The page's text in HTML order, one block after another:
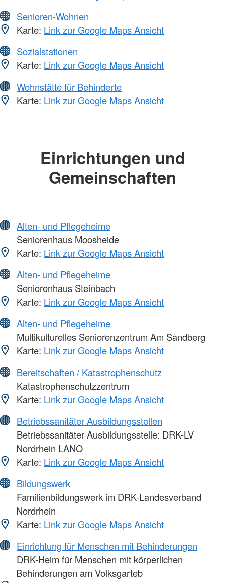
Senioren-Wohnen
Karte: Link zur Google Maps Ansicht
Sozialstationen
Karte: Link zur Google Maps Ansicht
Wohnstätte für Behinderte
Karte: Link zur Google Maps Ansicht
Einrichtungen und
Gemeinschaften
Alten- und Pflegeheime
Seniorenhaus Moosheide
Karte: Link zur Google Maps Ansicht
Alten- und Pflegeheime
Seniorenhaus Steinbach
Karte: Link zur Google Maps Ansicht
Alten- und Pflegeheime
Multikulturelles Seniorenzentrum Am Sandberg
Karte: Link zur Google Maps Ansicht
Bereitschaften / Katastrophenschutz
Katastrophenschutzzentrum
Karte: Link zur Google Maps Ansicht
Betriebssanitäter Ausbildungsstellen
Betriebssanitäter Ausbildungsstelle: DRK-LV
Nordrhein LANO
Karte: Link zur Google Maps Ansicht
Bildungswerk
Familienbildungswerk im DRK-Landesverband
Nordrhein
Karte: Link zur Google Maps Ansicht
Einrichtung für Menschen mit Behinderungen
DRK-Heim für Menschen mit körperlichen
Behinderungen am Volksgarteb